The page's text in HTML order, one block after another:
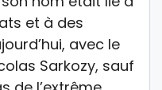
et à des
avec le
Sarkozy, sauf